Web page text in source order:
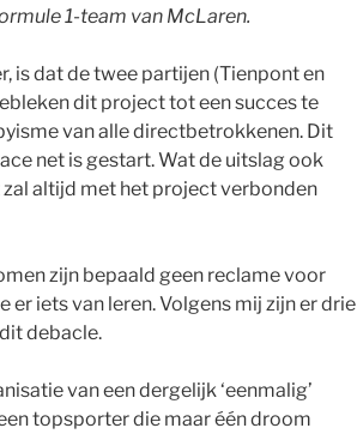
1-team van McLaren.
is dat de twee partijen (Tienpont en
dit project tot een succes te
van alle directbetrokkenen. Dit
net is gestart. Wat de uitslag ook
altijd met het project verbonden
zijn bepaald geen reclame voor
er iets van leren. Volgens mij zijn er drie
debacle.
van een dergelijk ‘eenmalig’
topsporter die maar één droom